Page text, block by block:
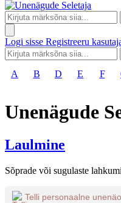
Logi sisse Registreeru
A B D E F
Unenägude
Laulmine
Sõprade või sugulaste
Telli personaalne